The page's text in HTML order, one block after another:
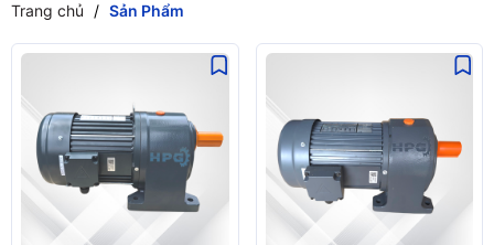
Trang chủ / Sản Phẩm